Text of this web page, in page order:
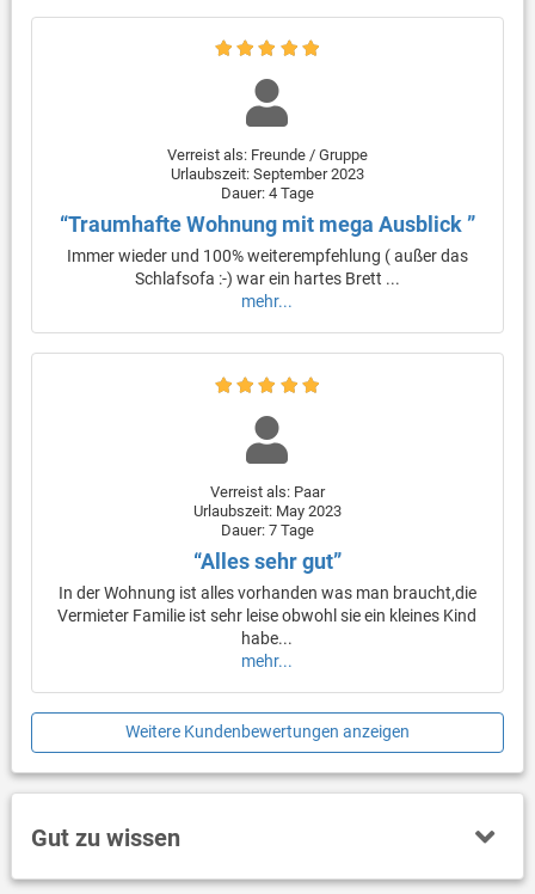
Verreist als: Freunde / Gruppe
Urlaubszeit: September 2023
Dauer: 4 Tage
“Traumhafte Wohnung mit mega Ausblick ”
Immer wieder und 100% weiterempfehlung ( außer das
Schlafsofa :-) war ein hartes Brett ...
mehr...
Verreist als: Paar
Urlaubszeit: May 2023
Dauer: 7 Tage
“Alles sehr gut”
In der Wohnung ist alles vorhanden was man braucht,die
Vermieter Familie ist sehr leise obwohl sie ein kleines Kind
habe...
mehr...
Weitere Kundenbewertungen anzeigen
Gut zu wissen